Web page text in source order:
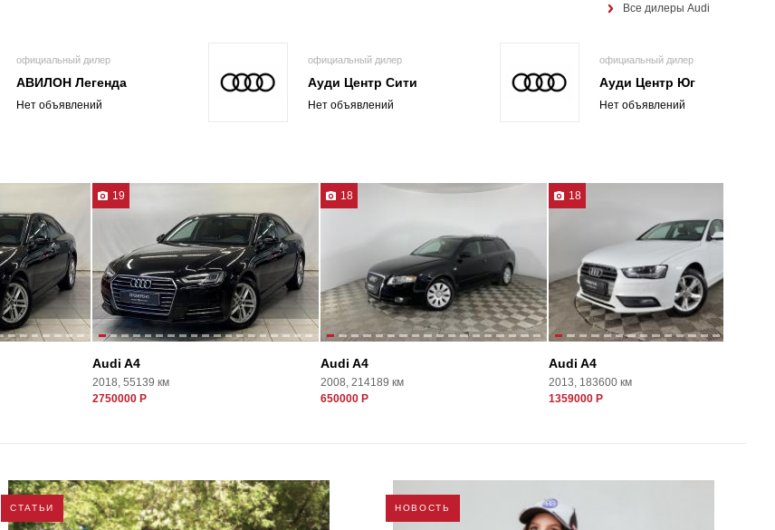
Все дилеры Audi
официальный дилер
АВИЛОН Легенда
Нет объявлений
официальный дилер
Ауди Центр Сити
Нет объявлений
официальный дилер
Ауди Центр Юг
Нет объявлений
19
Audi A4
2018, 55139 км
2750000 Р
18
Audi A4
2008, 214189 км
650000 Р
18
Audi A4
2013, 183600 км
1359000 Р
СТАТЬИ НОВОСТЬ